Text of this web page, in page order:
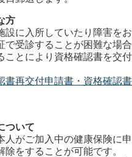
方
設に入所していたり障害をお
で受診することが困難な場合
ことにより資格確認書を交付
書再交付申請書・資格確認書
ついて
人がご加入中の健康保険に申
をすることが可能です。